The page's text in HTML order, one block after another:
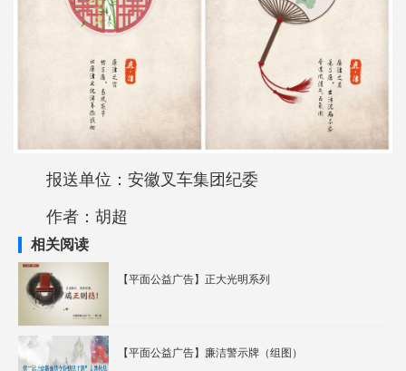
报送单位：安徽叉车集团纪委
作者：胡超
相关阅读
【平面公益广告】正大光明系列
【平面公益广告】廉洁警示牌（组图）